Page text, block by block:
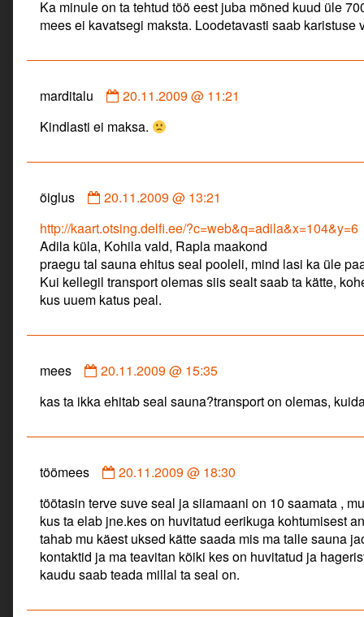
tööline
published
Ka minule on ta tehtud töö eest juba mõned kuud üle
mees ei kavatsegi maksta. Loodetavasti saab karistuse
marditalu
Comment
marditalu
on
20.11.2009 @ 11:21
Kindlasti ei maksa.
õiglus
Comment
õiglus
published
on
20.11.2009 @ 13:21
http://kaart.otsing.delfi.ee/?c=web&q=adila&x=104&y=6
Adila küla, Kohila vald, Rapla maakond
praegu tal sauna ehitus seal pooleli, mind lasi ka üle
Kui kellegil transport olemas siis sealt saab ta kätte,
kus uuem katus peal.
mees
Comment
mees
on
20.11.2009 @ 15:35
kas ta ikka ehitab seal sauna?transport on olemas,
töömees
Comment
töömees
published
on
20.11.2009 @ 18:30
töötasin terve suve seal ja siiamaani on 10 saamata ,
kus ta elab jne.kes on huvitatud eerikuga kohtumisest
tahab mu käest uksed kätte saada mis ma talle sauna
kontaktid ja ma teavitan kõiki kes on huvitatud ja
kaudu saab teada millal ta seal on.